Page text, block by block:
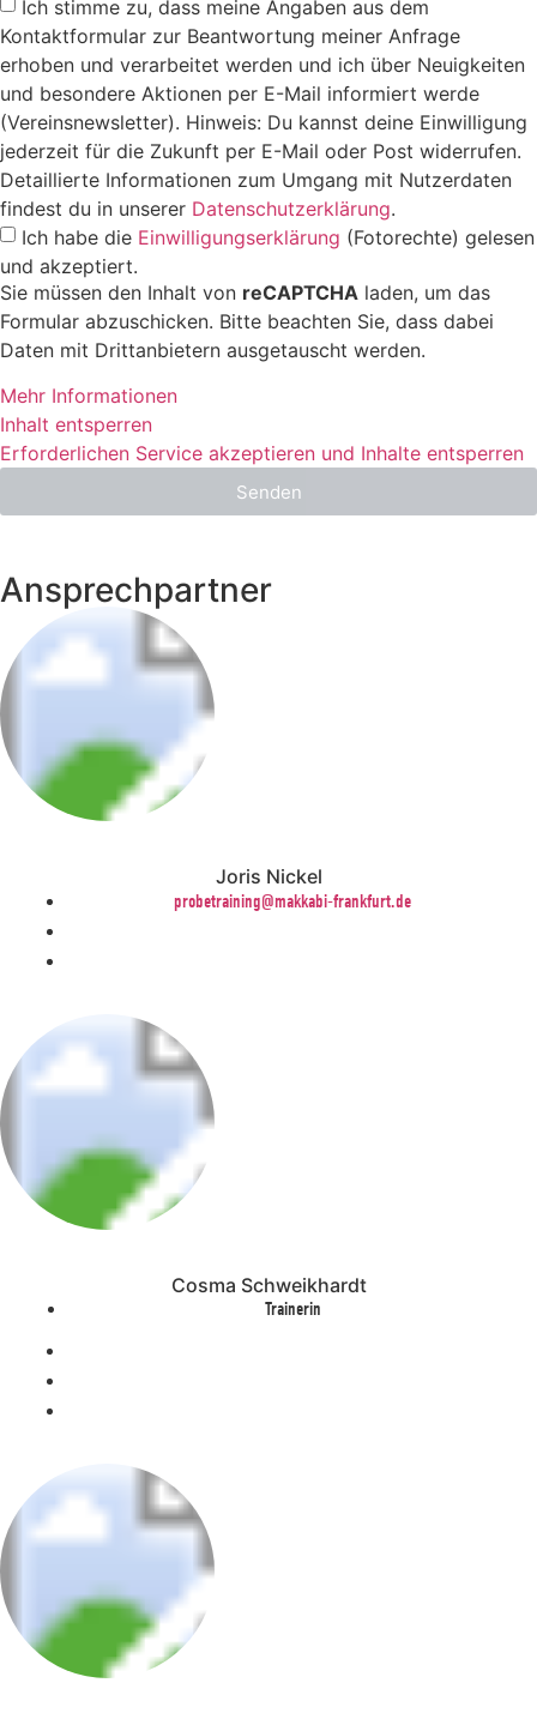
Ich stimme zu, dass meine Angaben aus dem
Kontaktformular zur Beantwortung meiner Anfrage
erhoben und verarbeitet werden und ich über Neuigkeiten
und besondere Aktionen per E-Mail informiert werde
(Vereinsnewsletter). Hinweis: Du kannst deine Einwilligung
jederzeit für die Zukunft per E-Mail oder Post widerrufen.
Detaillierte Informationen zum Umgang mit Nutzerdaten
findest du in unserer Datenschutzerklärung.
Ich habe die Einwilligungserklärung (Fotorechte) gelesen
und akzeptiert.
Sie müssen den Inhalt von reCAPTCHA laden, um das
Formular abzuschicken. Bitte beachten Sie, dass dabei
Daten mit Drittanbietern ausgetauscht werden.
Mehr Informationen
Inhalt entsperren
Erforderlichen Service akzeptieren und Inhalte entsperren
Senden
Ansprechpartner
Joris Nickel
probetraining@makkabi-frankfurt.de
Cosma Schweikhardt
Trainerin